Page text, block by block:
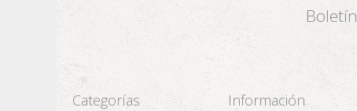
Boletín
Categorías Información